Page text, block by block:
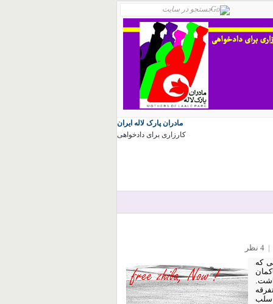
مادران پارک لاله ایران
کارزاری برای دادخواهی
| 4 نظر
که
سلب